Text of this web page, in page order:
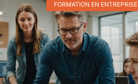
FORMATION EN ENTREPRISE